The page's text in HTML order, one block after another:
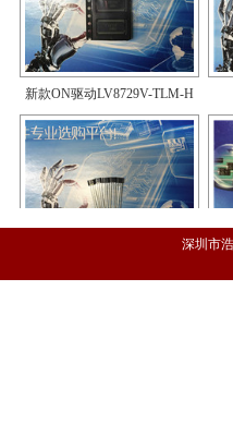
新款ON驱动LV8729V-TLM-H
深圳市